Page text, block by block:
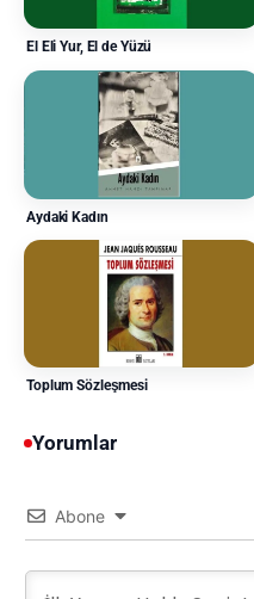
El Eli Yur, El de Yüzü
Aydaki Kadın
Toplum Sözleşmesi
Yorumlar
Abone